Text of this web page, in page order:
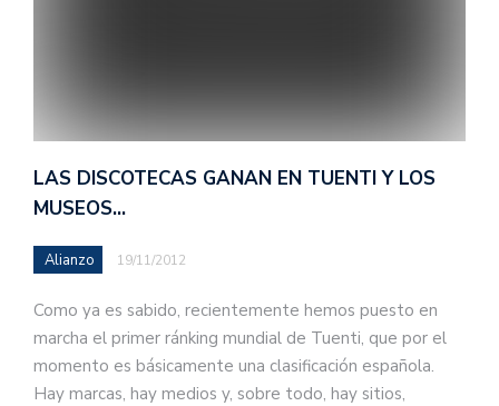
LAS DISCOTECAS GANAN EN TUENTI Y LOS
MUSEOS…
Alianzo 19/11/2012
Como ya es sabido, recientemente hemos puesto en
marcha el primer ránking mundial de Tuenti, que por el
momento es básicamente una clasificación española.
Hay marcas, hay medios y, sobre todo, hay sitios,